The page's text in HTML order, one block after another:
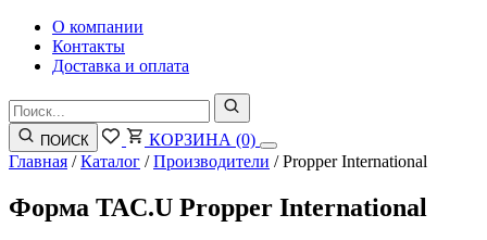
О компании
Контакты
Доставка и оплата
ПОИСК КОРЗИНА (0)
Главная /Каталог /Производители /Propper International
Форма TAC.U Propper International